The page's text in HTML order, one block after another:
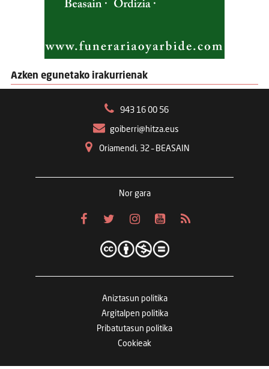
Azken egunetako irakurrienak
943 16 00 56
goiberri@hitza.eus
Oriamendi, 32 – BEASAIN
Nor gara
Aniztasun politika
Argitalpen politika
Pribatutasun politika
Cookieak